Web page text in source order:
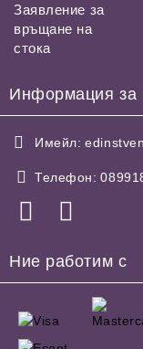
Заявление за
връщане на
стока
Информация за
Имейл:
Телефон:
Ние работим с